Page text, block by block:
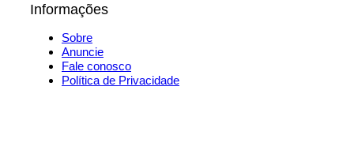
Informações
Sobre
Anuncie
Fale conosco
Política de Privacidade